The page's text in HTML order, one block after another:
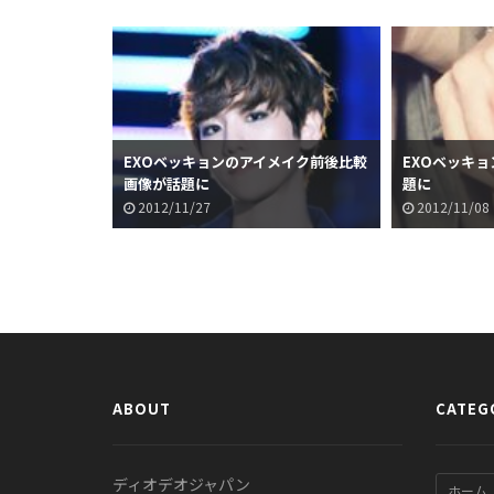
EXOベッキョンのアイメイク前後比較
画像が話題に
2012/11/27
EXOベッキ
題に
2012/11/08
ABOUT
ディオデオジャパン ホーム